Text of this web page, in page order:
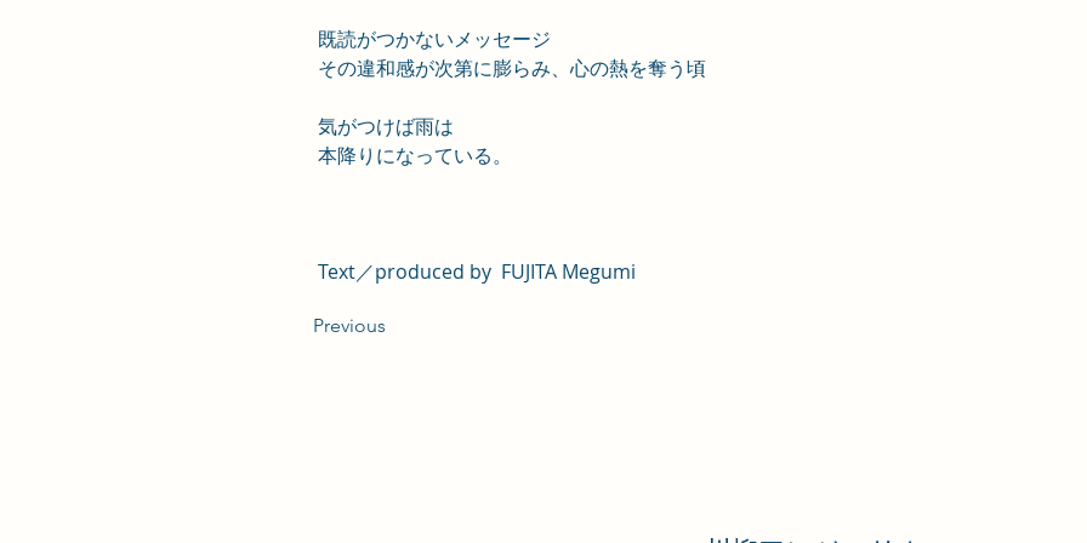
既読がつかないメッセージ
その違和感が次第に膨らみ、心の熱を奪う頃
気がつけば雨は
本降りになっている。
Text／produced by  FUJITA Megumi
Previous